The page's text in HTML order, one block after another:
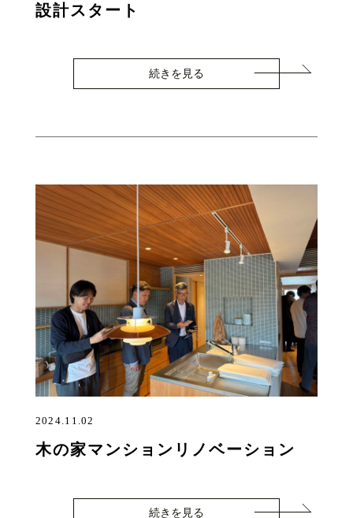
設計スタート
続きを見る
2024.11.02
木の家マンションリノベーション
続きを見る